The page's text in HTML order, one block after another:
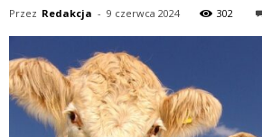
Przez Redakcja - 9 czerwca 2024 302